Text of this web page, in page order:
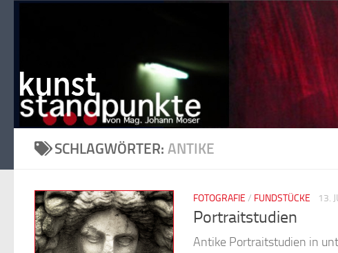
SCHLAGWÖRTER: ANTIKE
FOTOGRAFIE / FUNDSTÜCKE 13.
Portraitstudien
Antike Portraitstudien in